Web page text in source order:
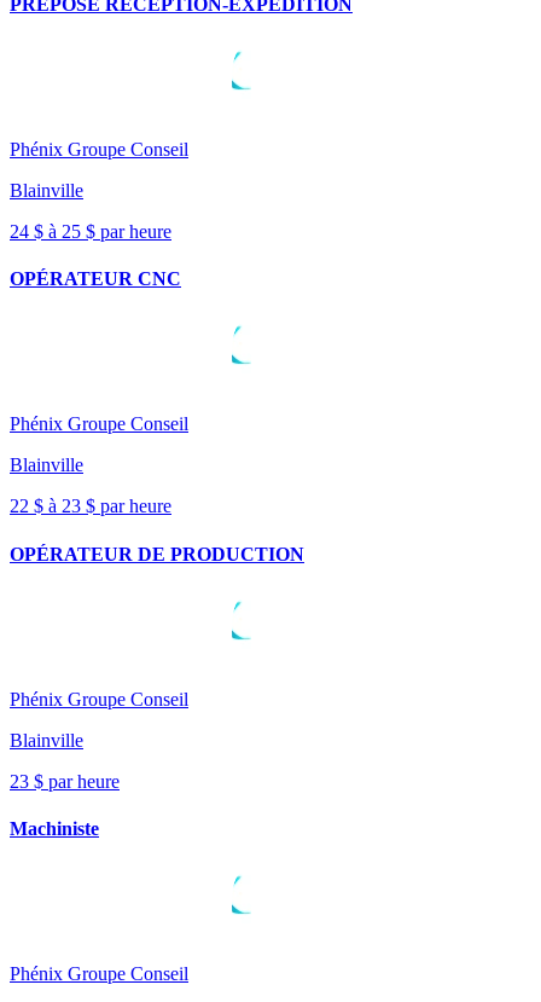
Phénix Groupe Conseil
Blainville
24 $ à 25 $ par heure
OPÉRATEUR CNC
Phénix Groupe Conseil
Blainville
22 $ à 23 $ par heure
OPÉRATEUR DE PRODUCTION
Phénix Groupe Conseil
Blainville
23 $ par heure
Machiniste
Phénix Groupe Conseil